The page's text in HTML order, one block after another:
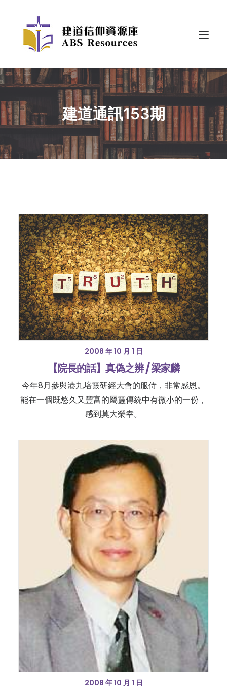
建道通訊153期
2008 年 10 月 1 日
【院長的話】真偽之辨 / 梁家麟
今年8月參與港九培靈研經大會的服侍，非常感恩。
能在一個既悠久又豐富的屬靈傳統中有微小的一份，
感到莫大榮幸。
2008 年 10 月 1 日